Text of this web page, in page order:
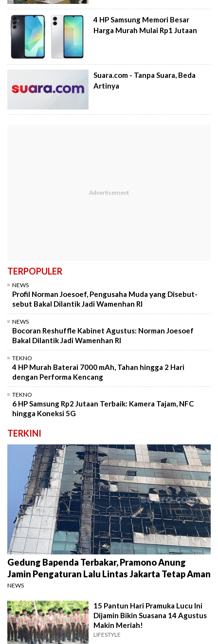
4 HP Samsung Memori Besar
Harga Murah Mulai Rp1 Jutaan
Suara.com - Tanpa Suara, Beda
Artinya
TERPOPULER
NEWS
Profil Norman Joesoef, Pengusaha Muda yang Disebut-
sebut Bakal Dilantik Jadi Wamenhan RI
NEWS
Bocoran Reshuffle Kabinet Agustus: Norman Joesoef
Bakal Dilantik Jadi Wamenhan RI
TEKNO
4 HP Murah Baterai 7000 mAh, Tahan hingga 2 Hari
dengan Performa Kencang
TEKNO
6 HP Samsung Rp2 Jutaan Terbaik: Kamera Tajam, NFC
hingga Koneksi 5G
TERKINI
Gedung Bapenda Terbakar, Pramono Anung
Jamin Pengaturan Lalu Lintas Jakarta Tetap Aman
NEWS
15 Pantun Hari Pramuka Lucu Ini
Dijamin Bikin Suasana 14 Agustus
Makin Meriah!
LIFESTYLE